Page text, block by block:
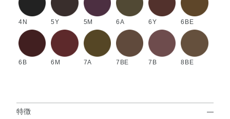
4N 5Y 5M 6A 6Y 6BE
6B 6M 7A 7BE 7B 8BE
特徴